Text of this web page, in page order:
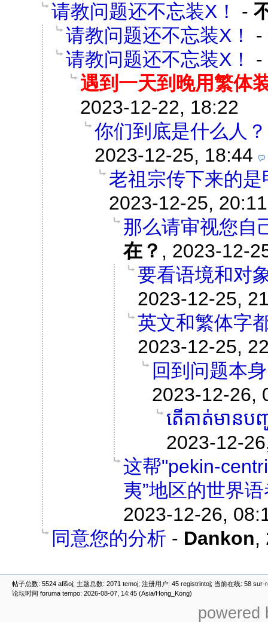
请教问题还不忘装X！
-
请教问题还不忘装X！
-
请教问题还不忘装X！
-
遇到一天到晚用繁体
2023-12-22, 18:22
你们到底是什么人
2023-12-25, 18:44
老祖宗传下来的是
2023-12-25, 20:11
那么请审视您自
在？ , 2023-12-
要看语境和对
2023-12-25,
英文和繁体字
2023-12-25,
回到问题本
2023-12-26,
តើគាត់មានបញ្
2023-12-
这帮"pekin-
夷”地区的世界
2023-12-26,
同意您的分析 - Dankon,
帖子总数: 5524 afiŝoj; 主题总数: 2071 temoj; 注册用户: 45 registrintoj; 当前在线: 58
论坛时间 foruma tempo: 2026-08-07, 14:45 (Asia/Hong_Kong)
powered